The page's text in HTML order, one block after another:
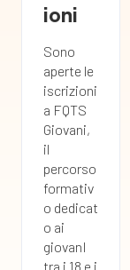
ioni
Sono
aperte le
iscrizioni
a FQTS
Giovani,
il
percorso
formativ
o dedicat
o ai
giovanI
tra i 18 e i